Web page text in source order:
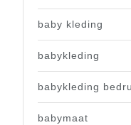
baby kleding
babykleding
babykleding
babymaat